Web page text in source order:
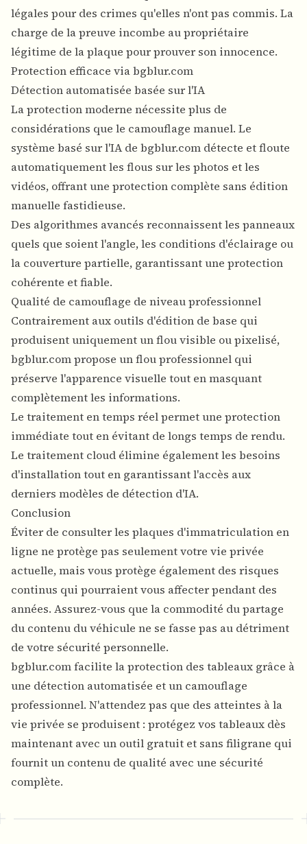
légales pour des crimes qu'elles n'ont pas commis. La
charge de la preuve incombe au propriétaire
légitime de la plaque pour prouver son innocence.
Protection efficace via bgblur.com
Détection automatisée basée sur l'IA
La protection moderne nécessite plus de
considérations que le camouflage manuel. Le
système basé sur l'IA de bgblur.com détecte et floute
automatiquement les flous sur les photos et les
vidéos, offrant une protection complète sans édition
manuelle fastidieuse.
Des algorithmes avancés reconnaissent les panneaux
quels que soient l'angle, les conditions d'éclairage ou
la couverture partielle, garantissant une protection
cohérente et fiable.
Qualité de camouflage de niveau professionnel
Contrairement aux outils d'édition de base qui
produisent uniquement un flou visible ou pixelisé,
bgblur.com propose un flou professionnel qui
préserve l'apparence visuelle tout en masquant
complètement les informations.
Le traitement en temps réel permet une protection
immédiate tout en évitant de longs temps de rendu.
Le traitement cloud élimine également les besoins
d'installation tout en garantissant l'accès aux
derniers modèles de détection d'IA.
Conclusion
Éviter de consulter les plaques d'immatriculation en
ligne ne protège pas seulement votre vie privée
actuelle, mais vous protège également des risques
continus qui pourraient vous affecter pendant des
années. Assurez-vous que la commodité du partage
du contenu du véhicule ne se fasse pas au détriment
de votre sécurité personnelle.
bgblur.com facilite la protection des tableaux grâce à
une détection automatisée et un camouflage
professionnel. N'attendez pas que des atteintes à la
vie privée se produisent : protégez vos tableaux dès
maintenant avec un outil gratuit et sans filigrane qui
fournit un contenu de qualité avec une sécurité
complète.